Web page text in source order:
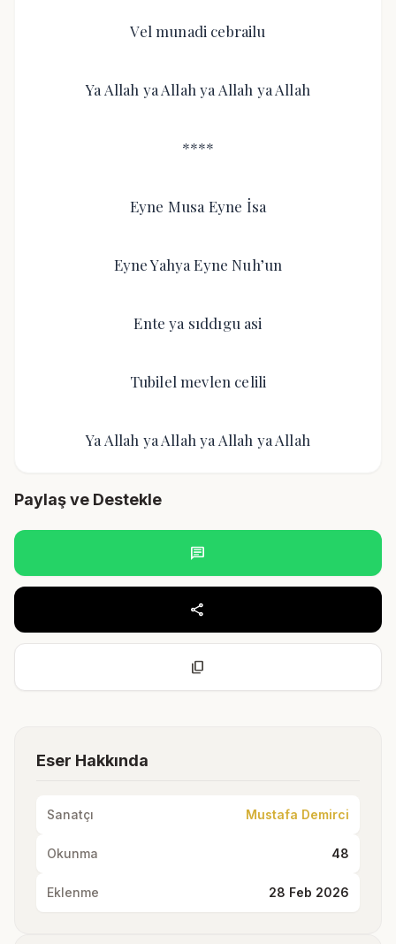
Vel munadi cebrailu
Ya Allah ya Allah ya Allah ya Allah
****
Eyne Musa Eyne İsa
Eyne Yahya Eyne Nuh’un
Ente ya sıddıgu asi
Tubilel mevlen celili
Ya Allah ya Allah ya Allah ya Allah
Paylaş ve Destekle
chat
share
content_copy
Eser Hakkında
Sanatçı Mustafa Demirci
Okunma 48
Eklenme 28 Feb 2026